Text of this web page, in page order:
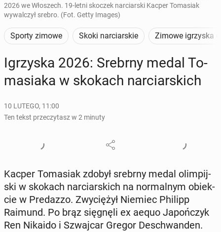
2026 we Włoszech. 19-letni skoczek narciarski Kacper Tomasiak
wywalczył srebro. (Fot. Getty Images)
Sporty zimowe Skoki narciarskie Zimowe igrzyska
Igrzy­ska 2026: Srebrny medal To­
ma­sia­ka w skokach nar­ciar­skich
10 LUTEGO, 11:00
Ten tekst przeczytasz w 2 minuty
Kacper To­ma­siak zdobył srebrny medal olim­pij­
ski w skokach nar­ciar­skich na nor­mal­nym obiek­
cie w Pre­daz­zo. Zwy­cię­żył Niemiec Philipp
Raimund. Po brąz się­gnę­li ex aequo Ja­poń­czyk
Ren Nikaido i Szwaj­car Gregor De­schwan­den.